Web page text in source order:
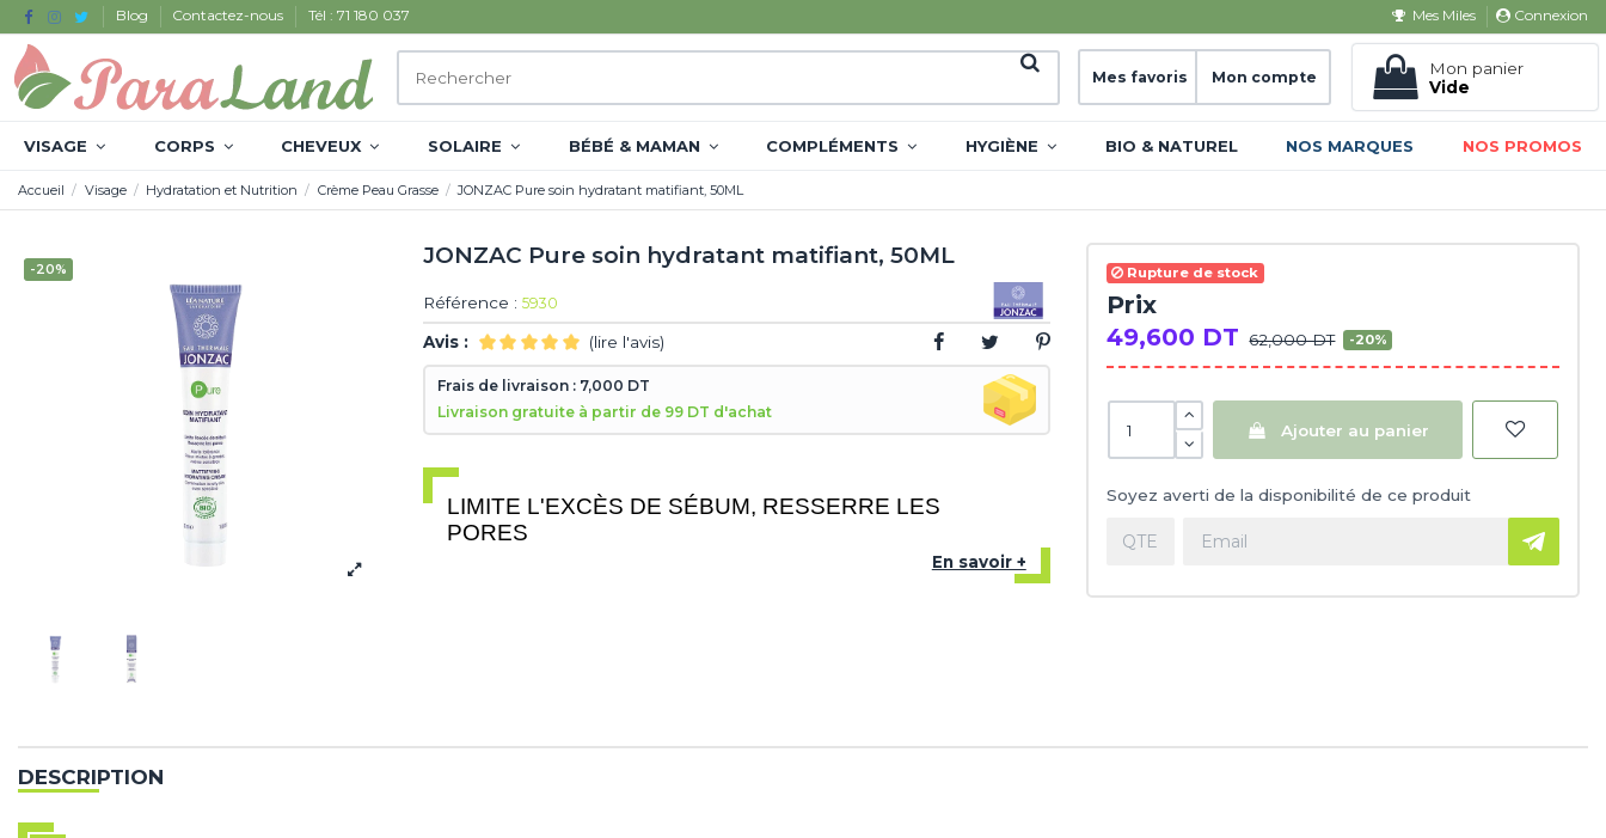
Blog Contactez-nous Tél : 71 180 037 Mes Miles Connexion
Mes favoris Mon compte
Mon panier
Vide
VISAGE CORPS CHEVEUX SOLAIRE BÉBÉ & MAMAN COMPLÉMENTS HYGIÈNE BIO & NATUREL NOS MARQUES NOS PROMOS
Accueil Visage Hydratation et Nutrition Crème Peau Grasse JONZAC Pure soin hydratant matifiant, 50ML
-20%
JONZAC Pure soin hydratant matifiant, 50ML
Référence : 5930
Avis : (lire l'avis)
Frais de livraison : 7,000 DT
Livraison gratuite à partir de 99 DT d'achat
LIMITE L'EXCÈS DE SÉBUM, RESSERRE LES
PORES
En savoir +
Rupture de stock
Prix
49,600 DT 62,000 DT -20%
Ajouter au panier
Soyez averti de la disponibilité de ce produit
DESCRIPTION